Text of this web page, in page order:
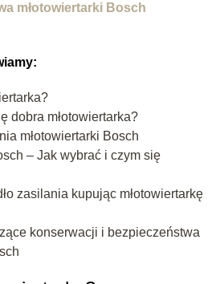
młotowiertarki Bosch
dobra młotowiertarka?
młotowiertarki Bosch
– Jak wybrać i czym się
zasilania kupując młotowiertarkę
konserwacji i bezpieczeństwa